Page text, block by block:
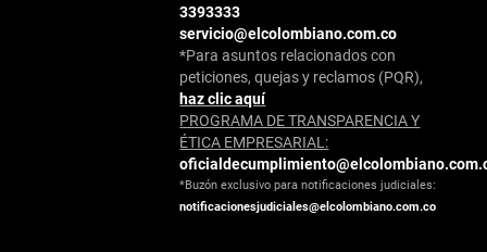
3393333
servicio@elcolombiano.com.co
*Para asuntos relacionados con
peticiones, quejas y reclamos (PQR),
haz clic aquí
PROGRAMA DE TRANSPARENCIA Y
ÉTICA EMPRESARIAL:
*Buzón exclusivo para notificaciones judiciales:
notificacionesjudiciales@elcolombiano.com.co